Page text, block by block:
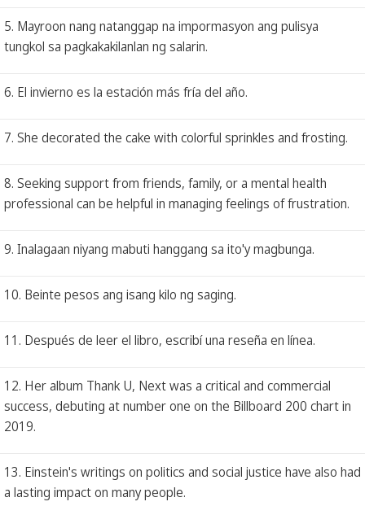
5. Mayroon nang natanggap na impormasyon ang pulisya
tungkol sa pagkakakilanlan ng salarin.
6. El invierno es la estación más fría del año.
7. She decorated the cake with colorful sprinkles and frosting.
8. Seeking support from friends, family, or a mental health
professional can be helpful in managing feelings of frustration.
9. Inalagaan niyang mabuti hanggang sa ito'y magbunga.
10. Beinte pesos ang isang kilo ng saging.
11. Después de leer el libro, escribí una reseña en línea.
12. Her album Thank U, Next was a critical and commercial
success, debuting at number one on the Billboard 200 chart in
2019.
13. Einstein's writings on politics and social justice have also had
a lasting impact on many people.